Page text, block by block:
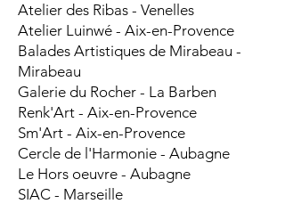
Atelier des Ribas - Venelles
Atelier Luinwé - Aix-en-Provence
Balades Artistiques de Mirabeau -
Mirabeau
Galerie du Rocher - La Barben
Renk'Art - Aix-en-Provence
Sm'Art - Aix-en-Provence
Cercle de l'Harmonie - Aubagne
Le Hors oeuvre - Aubagne
SIAC - Marseille